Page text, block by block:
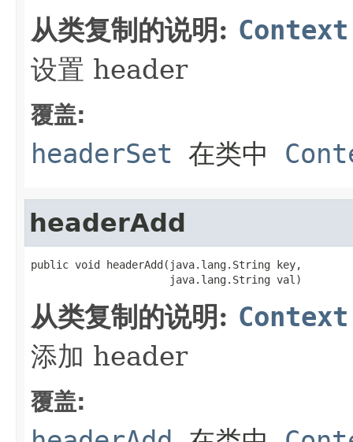
从类复制的说明: Context
设置 header
覆盖:
headerSet 在类中
headerAdd
public void headerAdd(java.lang.String key,
                      java.lang.String val)
从类复制的说明: Context
添加 header
覆盖: